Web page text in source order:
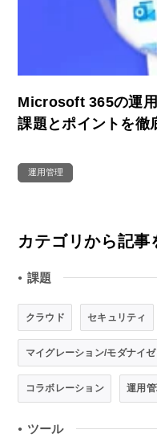
Microsoft 365の運
課題とポイントを徹
運用管理
カテゴリから記事
● 課題
クラウド セキュリティ
マイグレーション/モダナイ
コラボレーション 運用
● ツール